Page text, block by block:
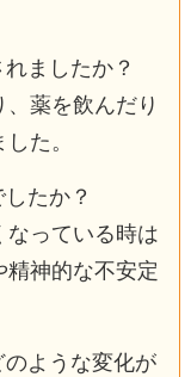
ましたか？
薬を飲んだり
た。
たか？
なっている時は
神的な不安定
のような変化が